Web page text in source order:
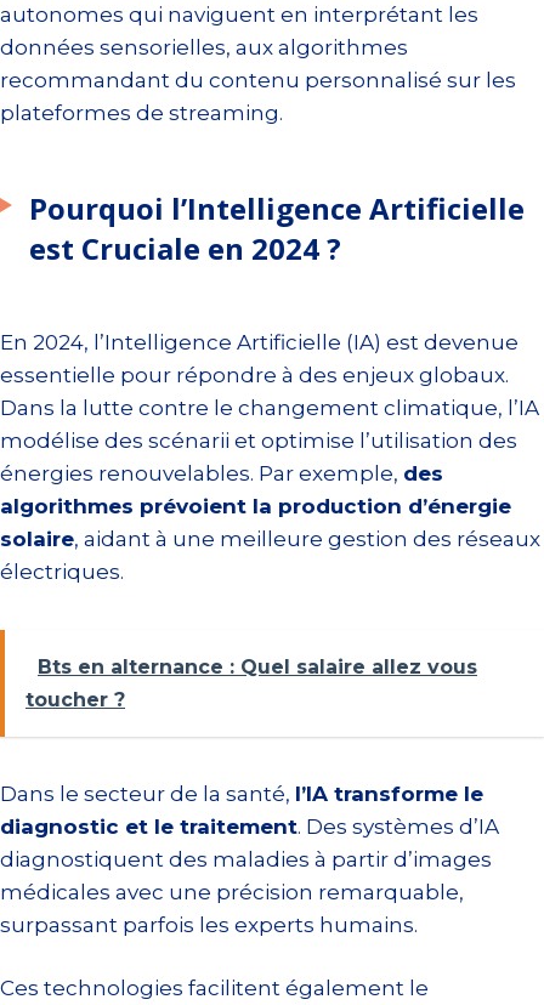
autonomes qui naviguent en interprétant les
données sensorielles, aux algorithmes
recommandant du contenu personnalisé sur les
plateformes de streaming.
Pourquoi l’Intelligence Artificielle
est Cruciale en 2024 ?
En 2024, l’Intelligence Artificielle (IA) est devenue
essentielle pour répondre à des enjeux globaux.
Dans la lutte contre le changement climatique, l’IA
modélise des scénarii et optimise l’utilisation des
énergies renouvelables. Par exemple, des
algorithmes prévoient la production d’énergie
solaire, aidant à une meilleure gestion des réseaux
électriques.
Bts en alternance : Quel salaire allez vous
toucher ?
Dans le secteur de la santé, l’IA transforme le
diagnostic et le traitement. Des systèmes d’IA
diagnostiquent des maladies à partir d’images
médicales avec une précision remarquable,
surpassant parfois les experts humains.
Ces technologies facilitent également le